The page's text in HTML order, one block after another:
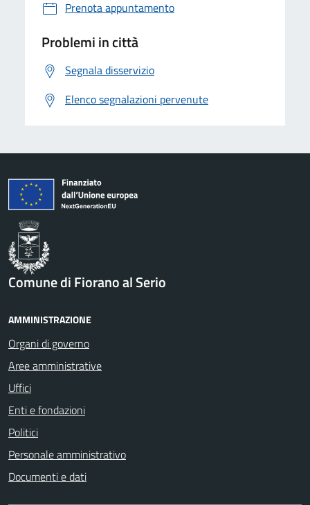
Prenota appuntamento
Problemi in città
Segnala disservizio
Elenco segnalazioni pervenute
Comune di Fiorano al Serio
AMMINISTRAZIONE
Organi di governo
Aree amministrative
Uffici
Enti e fondazioni
Politici
Personale amministrativo
Documenti e dati